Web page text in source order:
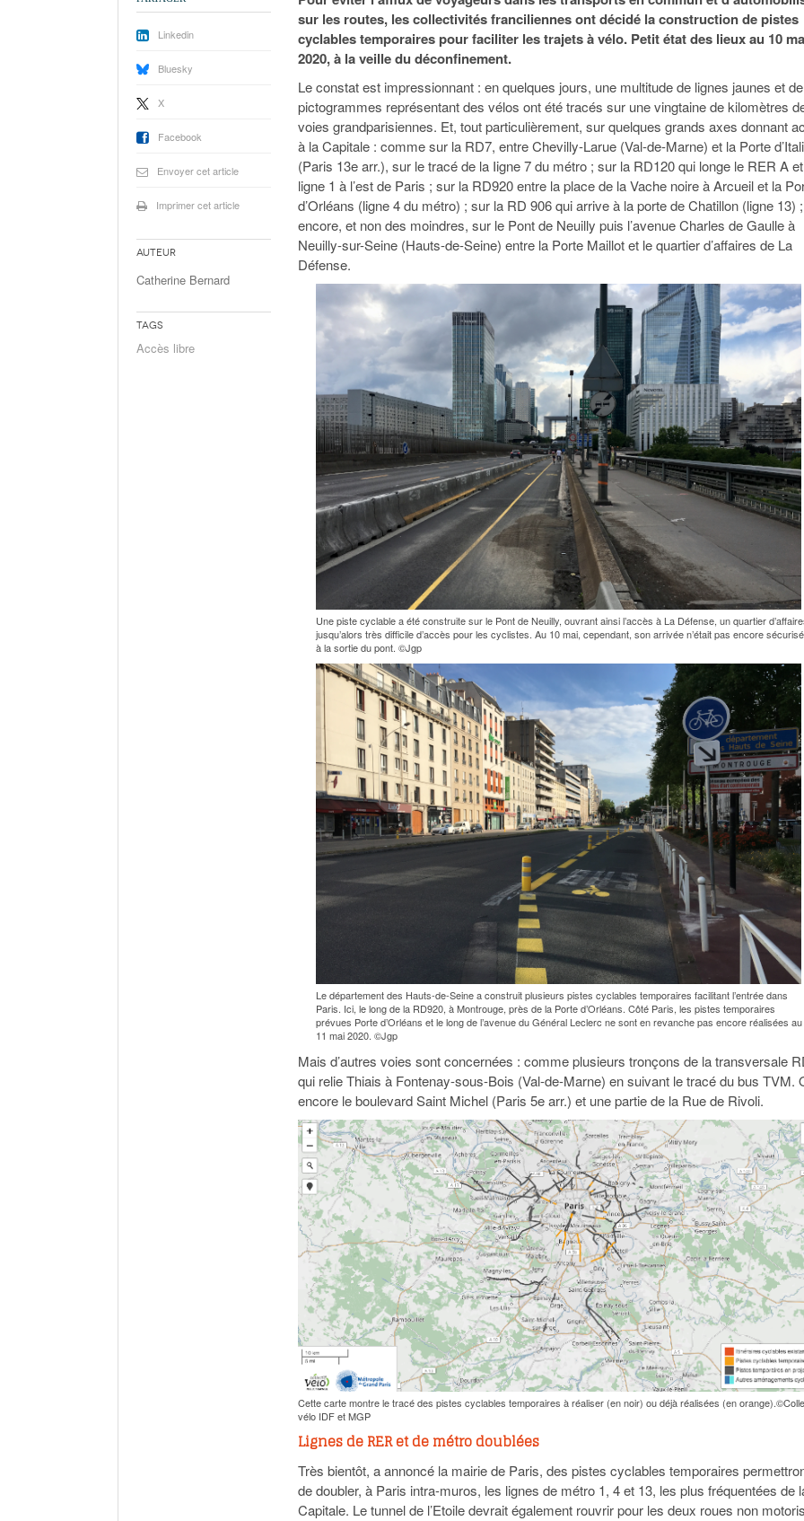
À Paris, les cadres de la tech et de la finance
16 juillet 2026
Saint-Agne immobilier inaugure une nouvelle
résidence à Torcy
- 15 juillet 2026
Plus d'articles
janvier 2026
Municipales 2026 : la CCI de
Cahier d’expert à destination des
janvier 2026
Plus d'articles
Exclusif –
feuille de
À Paris, les
redessinent le
16 juillet 2026
sur les routes, les collectivités franciliennes ont décidé la construction de pistes
cyclables temporaires pour faciliter les trajets à vélo. Petit état des lieux au 10
2020, à la veille du déconfinement.
Le constat est impressionnant : en quelques jours, une multitude de lignes jaunes et de
pictogrammes représentant des vélos ont été tracés sur une vingtaine de kilomètres
voies grandparisiennes. Et, tout particulièrement, sur quelques grands axes donnant
à la Capitale : comme sur la RD7, entre Chevilly-Larue (Val-de-Marne) et la Porte
(Paris 13e arr.), sur le tracé de la Iigne 7 du métro ; sur la RD120 qui longe le RER A
ligne 1 à l’est de Paris ; sur la RD920 entre la place de la Vache noire à Arcueil et la
d’Orléans (ligne 4 du métro) ; sur la RD 906 qui arrive à la porte de Chatillon (ligne 13)
encore, et non des moindres, sur le Pont de Neuilly puis l’avenue Charles de Gaulle à
Neuilly-sur-Seine (Hauts-de-Seine) entre la Porte Maillot et le quartier d’affaires de La
Défense.
Une piste cyclable a été construite sur le Pont de Neuilly, ouvrant ainsi l’accès à La Défense, un quartier
jusqu’alors très difficile d’accès pour les cyclistes. Au 10 mai, cependant, son arrivée n’était pas encore
à la sortie du pont. ©Jgp
Le département des Hauts-de-Seine a construit plusieurs pistes cyclables temporaires facilitant l’entrée dans
Paris. Ici, le long de la RD920, à Montrouge, près de la Porte d’Orléans. Côté Paris, les pistes temporaires
prévues Porte d’Orléans et le long de l’avenue du Général Leclerc ne sont en revanche pas encore réalisées au
11 mai 2020. ©Jgp
Mais d’autres voies sont concernées : comme plusieurs tronçons de la transversale
qui relie Thiais à Fontenay-sous-Bois (Val-de-Marne) en suivant le tracé du bus TVM.
encore le boulevard Saint Michel (Paris 5e arr.) et une partie de la Rue de Rivoli.
Cette carte montre le tracé des pistes cyclables temporaires à réaliser (en noir) ou déjà réalisées (en
vélo IDF et MGP
Lignes de RER et de métro doublées
Très bientôt, a annoncé la mairie de Paris, des pistes cyclables temporaires
de doubler, à Paris intra-muros, les lignes de métro 1, 4 et 13, les plus fréquentées de
Capitale. Le tunnel de l’Etoile devrait également rouvrir pour les deux roues non
Linkedin
Bluesky
X
Facebook
Envoyer cet article
Imprimer cet article
Auteur
Catherine Bernard
Tags
Accès libre